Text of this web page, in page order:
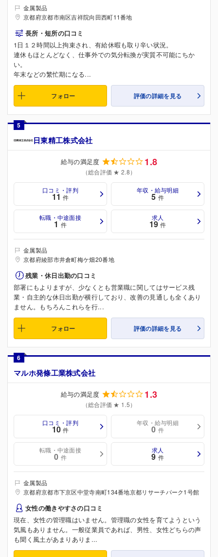
金属製品
京都府京都市南区吉祥院向田西町11番地
長所・短所の口コミ
1日１２時間以上拘束され、有給休暇も取り辛い状況。
連休もほとんどなく、仕事外での気分転換が実質不可能にちか
い。
年末などの繁忙期になる...
フォロー 評価の詳細を見る
5
日東精工株式会社
給与の満足度 1.8
（総合評価 ★ 2.8）
口コミ・評判
11 件
年収・給与明細
5 件
転職・中途面接
1 件
求人
19 件
金属製品
京都府綾部市井倉町梅ケ畑20番地
残業・休日出勤の口コミ
部署にもよりますが、少なくとも営業職に関してはサービス残
業・自主的な休日出勤が横行しており、改善の見通しも全くあり
ません。もちろんこれらを行...
フォロー 評価の詳細を見る
6
マルホ発條工業株式会社
給与の満足度 1.3
（総合評価 ★ 1.5）
口コミ・評判
10 件
年収・給与明細
0 件
転職・中途面接
0 件
求人
9 件
金属製品
京都府京都市下京区中堂寺南町134番地京都リサーチパーク1号館
女性の働きやすさの口コミ
現在、女性の管理職はいません。管理職の女性を育てようという
気風もありません。一般従業員であれば、男性、女性どちらの声
も聞く風土があまりありま...